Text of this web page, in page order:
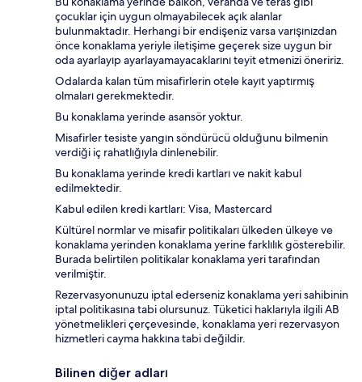
çocuklar için uygun olmayabilecek açık alanlar
bulunmaktadır. Herhangi bir endişeniz varsa varışınızdan
önce konaklama yeriyle iletişime geçerek size uygun bir
oda ayarlayıp ayarlayamayacaklarını teyit etmenizi öneririz.
Odalarda kalan tüm misafirlerin otele kayıt yaptırmış
olmaları gerekmektedir.
Bu konaklama yerinde asansör yoktur.
Misafirler tesiste yangın söndürücü olduğunu bilmenin
verdiği iç rahatlığıyla dinlenebilir.
Bu konaklama yerinde kredi kartları ve nakit kabul
edilmektedir.
Kabul edilen kredi kartları: Visa, Mastercard
Kültürel normlar ve misafir politikaları ülkeden ülkeye ve
konaklama yerinden konaklama yerine farklılık gösterebilir.
Burada belirtilen politikalar konaklama yeri tarafından
verilmiştir.
Rezervasyonunuzu iptal ederseniz konaklama yeri sahibinin
iptal politikasına tabi olursunuz. Tüketici haklarıyla ilgili AB
yönetmelikleri çerçevesinde, konaklama yeri rezervasyon
hizmetleri cayma hakkına tabi değildir.
Bilinen diğer adları